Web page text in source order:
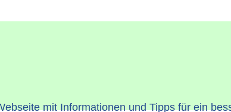
mit Informationen und Tipps für ein